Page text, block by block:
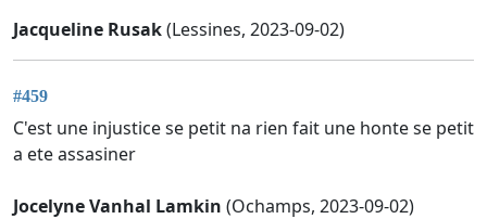
Jacqueline Rusak(Lessines, 2023-09-02)
#459
C'est une injustice se petit na rien fait une honte se petit
a ete assasiner
Jocelyne Vanhal Lamkin (Ochamps, 2023-09-02)